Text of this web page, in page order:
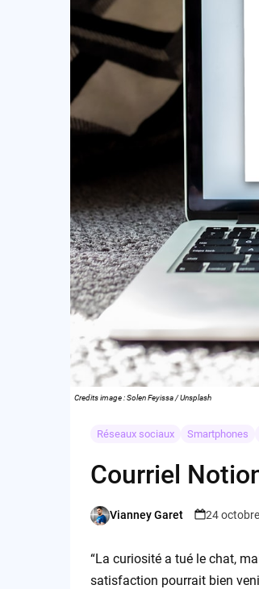
Credits image : Solen Feyissa / Unsplash
Réseaux sociaux Smartphones
Courriel
Posted
Vianney Garet 24
“La curiosité a tué le chat,
satisfaction pourrait bien